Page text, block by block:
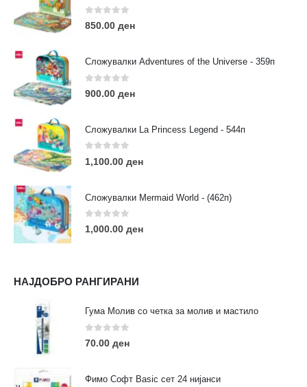
0out of 5
850.00 ден
Сложувалки Adventures of the Universe - 359п
0 out of 5
900.00 ден
Сложувалки La Princess Legend - 544п
0 out of 5
1,100.00 ден
Сложувалки Mermaid World - (462п)
0 out of 5
1,000.00 ден
НАЈДОБРО РАНГИРАНИ
Гума Молив со четка за молив и мастило
0out of 5
70.00 ден
Фимо Софт Basic сет 24 нијанси
ТЕЛЕФОН:
0038977640534
contact@moehobi.mk
РАБОТНО ВРЕМЕ:
Пон - Саб / 09:00 - 21:00
ЛИНКОВИ
Услови за користење
Големопродажба
Кариера
За нас
Нашите локации
ПОПУЛАРНИ ТАГОВИ
eurodanvest FIMO Креативни Сетови
markers